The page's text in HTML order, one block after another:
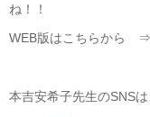
ね！！
WEB版はこちらから
本吉安希子先生のSNS